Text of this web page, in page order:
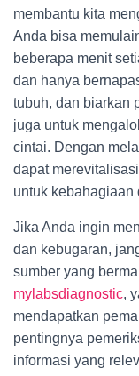
membantu kita
Anda bisa
beberapa menit
dan hanya
tubuh, dan biarkan
juga untuk
cintai. Dengan
dapat
untuk kebahagiaan
Jika Anda ingin
dan kebugaran,
sumber yang
mylabsdiagnostic,
mendapatkan
pentingnya
informasi yang